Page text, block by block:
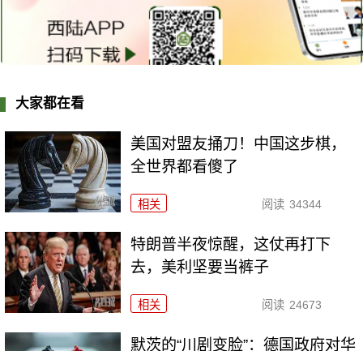
大家都在看
美国对盟友捅刀！中国这步棋，
全世界都看傻了
相关 阅读 34344
特朗普半夜惊醒，这仗再打下
去，美利坚要当裤子
相关 阅读 24673
默茨的“川剧变脸”：德国政府对华